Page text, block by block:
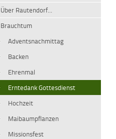
Über Rautendorf...
Brauchtum
Adventsnachmittag
Backen
Ehrenmal
Erntedank Gottesdienst
Hochzeit
Maibaumpflanzen
Missionsfest